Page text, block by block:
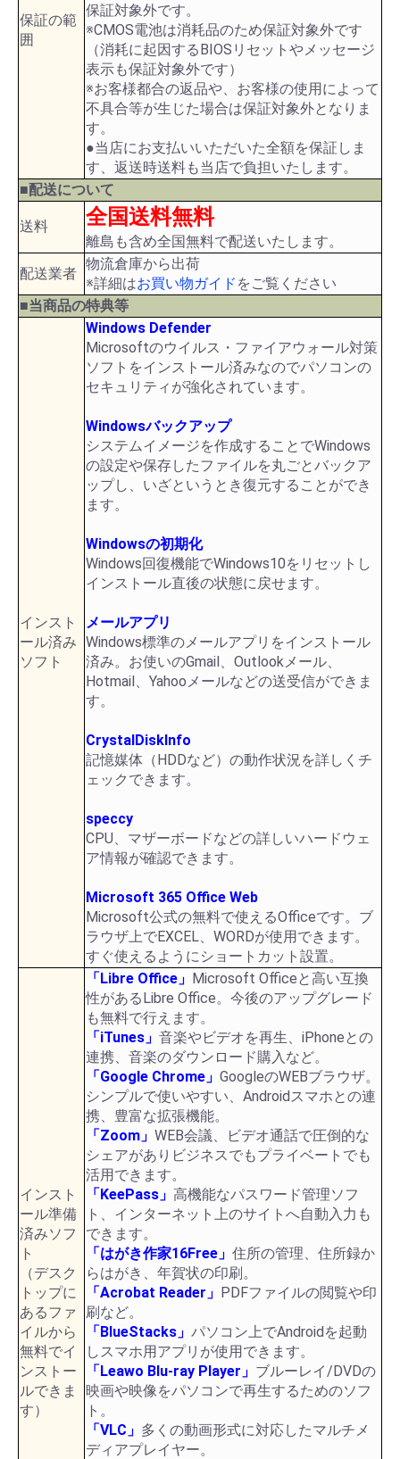
保証の範
囲
保証対象外です。
※CMOS電池は消耗品のため保証対象外です
（消耗に起因するBIOSリセットやメッセージ
表示も保証対象外です）
※お客様都合の返品や、お客様の使用によって
不具合等が生じた場合は保証対象外となりま
す。
●当店にお支払いいただいた全額を保証しま
す、返送時送料も当店で負担いたします。
■配送について
送料 全国送料無料
離島も含め全国無料で配送いたします。
配送業者
物流倉庫から出荷
※詳細はお買い物ガイド をご覧ください
■当商品の特典等
インスト
ール済み
ソフト
Windows Defender
Microsoftのウイルス・ファイアウォール対策
ソフトをインストール済みなのでパソコンの
セキュリティが強化されています。
Windowsバックアップ
システムイメージを作成することでWindows
の設定や保存したファイルを丸ごとバックア
ップし、いざというとき復元することができ
ます。
Windowsの初期化
Windows回復機能でWindows10をリセットし
インストール直後の状態に戻せます。
メールアプリ
Windows標準のメールアプリをインストール
済み。お使いのGmail、Outlookメール、
Hotmail、Yahooメールなどの送受信ができま
す。
CrystalDiskInfo
記憶媒体（HDDなど）の動作状況を詳しくチ
ェックできます。
speccy
CPU、マザーボードなどの詳しいハードウェ
ア情報が確認できます。
Microsoft 365 Office Web
Microsoft公式の無料で使えるOfficeです。ブ
ラウザ上でEXCEL、WORDが使用できます。
すぐ使えるようにショートカット設置。
インスト
ール準備
済みソフ
ト
（デスク
トップに
あるファ
イルから
無料でイ
ンストー
ルできま
す）
「Libre Office」 Microsoft Officeと高い互換
性があるLibre Office。今後のアップグレード
も無料で行えます。
「iTunes」 音楽やビデオを再生、iPhoneとの
連携、音楽のダウンロード購入など。
「Google Chrome」 GoogleのWEBブラウザ。
シンプルで使いやすい、Androidスマホとの連
携、豊富な拡張機能。
「Zoom」 WEB会議、ビデオ通話で圧倒的な
シェアがありビジネスでもプライベートでも
活用できます。
「KeePass」 高機能なパスワード管理ソフ
ト、インターネット上のサイトへ自動入力も
できます。
「はがき作家16Free」 住所の管理、住所録か
らはがき、年賀状の印刷。
「Acrobat Reader」 PDFファイルの閲覧や印
刷など。
「BlueStacks」 パソコン上でAndroidを起動
しスマホ用アプリが使用できます。
「Leawo Blu-ray Player」 ブルーレイ/DVDの
映画や映像をパソコンで再生するためのソフ
ト。
「VLC」 多くの動画形式に対応したマルチメ
ディアプレイヤー。